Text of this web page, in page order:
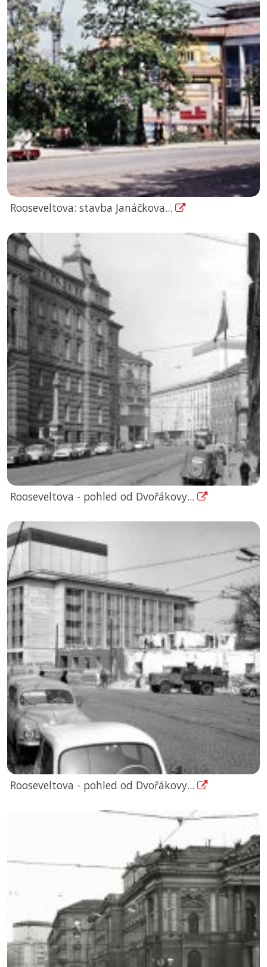
Rooseveltova: stavba Janáčkova...
Rooseveltova - pohled od Dvořákovy...
Rooseveltova - pohled od Dvořákovy...